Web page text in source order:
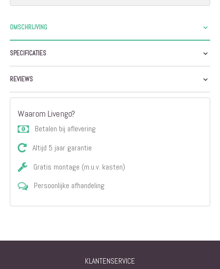
OMSCHRIJVING
SPECIFICATIES
REVIEWS
Waarom Livengo?
Betalen bij aflevering
Altijd 5 jaar garantie
Gratis montage (m.u.v. kasten)
Persoonlijke afhandeling
KLANTENSERVICE